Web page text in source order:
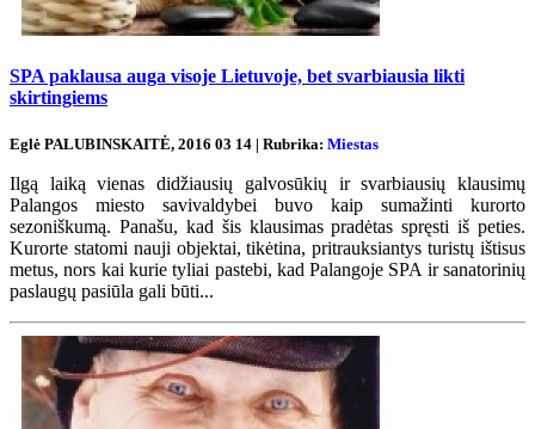
SPA paklausa auga visoje Lietuvoje, bet svarbiausia likti
skirtingiems
Eglė PALUBINSKAITĖ, 2016 03 14 | Rubrika: Miestas
Ilgą laiką vienas didžiausių galvosūkių ir svarbiausių klausimų
Palangos miesto savivaldybei buvo kaip sumažinti kurorto
sezoniškumą. Panašu, kad šis klausimas pradėtas spręsti iš peties.
Kurorte statomi nauji objektai, tikėtina, pritrauksiantys turistų ištisus
metus, nors kai kurie tyliai pastebi, kad Palangoje SPA ir sanatorinių
paslaugų pasiūla gali būti...